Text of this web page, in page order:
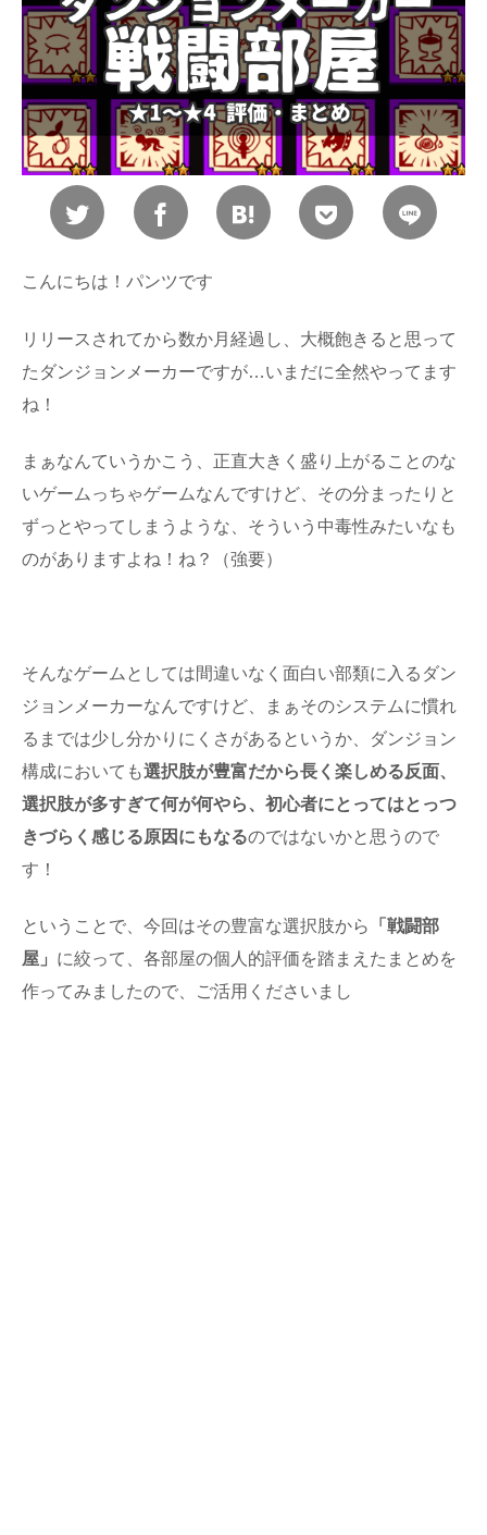
こんにちは！パンツです
リリースされてから数か月経過し、大概飽きると思って
たダンジョンメーカーですが…いまだに全然やってます
ね！
まぁなんていうかこう、正直大きく盛り上がることのな
いゲームっちゃゲームなんですけど、その分まったりと
ずっとやってしまうような、そういう中毒性みたいなも
のがありますよね！ね？（強要）
そんなゲームとしては間違いなく面白い部類に入るダン
ジョンメーカーなんですけど、まぁそのシステムに慣れ
るまでは少し分かりにくさがあるというか、ダンジョン
構成においても選択肢が豊富だから長く楽しめる反面、
選択肢が多すぎて何が何やら、初心者にとってはとっつ
きづらく感じる原因にもなるのではないかと思うので
す！
ということで、今回はその豊富な選択肢から
「戦闘部
屋」 に絞って、各部屋の個人的評価を踏まえたまとめを
作ってみましたので、ご活用くださいまし